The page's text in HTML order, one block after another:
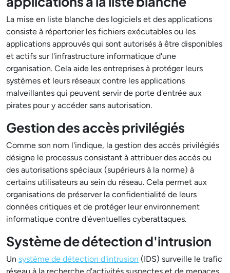
La mise en liste blanche des logiciels et des applications
consiste à répertorier les fichiers exécutables ou les
applications approuvés qui sont autorisés à être disponibles
et actifs sur l'infrastructure informatique d'une
organisation. Cela aide les entreprises à protéger leurs
systèmes et leurs réseaux contre les applications
malveillantes qui peuvent servir de porte d'entrée aux
pirates pour y accéder sans autorisation.
Gestion des accès privilégiés
Comme son nom l'indique, la gestion des accès privilégiés
désigne le processus consistant à attribuer des accès ou
des autorisations spéciaux (supérieurs à la norme) à
certains utilisateurs au sein du réseau. Cela permet aux
organisations de préserver la confidentialité de leurs
données critiques et de protéger leur environnement
informatique contre d'éventuelles cyberattaques.
Système de détection d'intrusion
Un système de détection d'intrusion (IDS) surveille le trafic